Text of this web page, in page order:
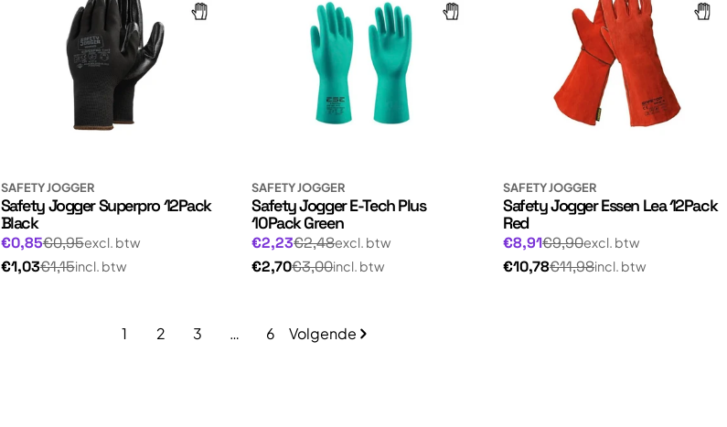
SAFETY JOGGER
Safety Jogger Superpro 12Pack
Black
Aanbiedingsprijs
€0,85
Normale
prijs
€0,95excl. btw
€1,03
Normale€1,15incl. btw
SAFETY JOGGER
Safety Jogger E-Tech Plus
10Pack Green
Aanbiedingsprijs
€2,23
Normale
prijs
€2,48excl. btw
€2,70
Normale€3,00incl. btw
SAFETY JOGGER
Safety Jogger Essen Lea 12Pack
Red
Aanbiedingsprijs
€8,91
Normale
prijs
€9,90excl. btw
€10,78
Normale€11,98incl. btw
1 2 3 … 6 Volgende